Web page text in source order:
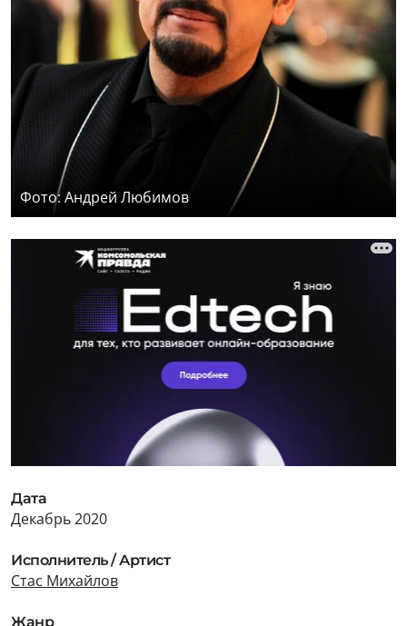
Фото: Андрей Любимов
Дата
Декабрь 2020
Исполнитель / Артист
Стас Михайлов
Жанр